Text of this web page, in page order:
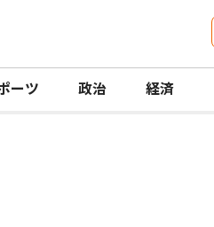
ーツ 政治 経済